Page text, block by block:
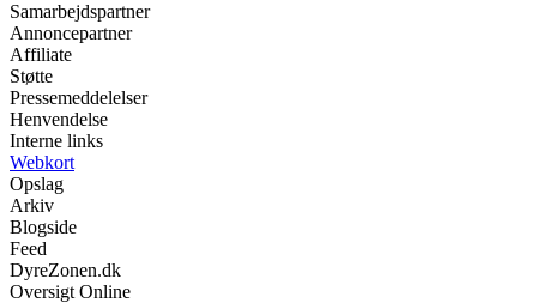
Samarbejdspartner
Annoncepartner
Affiliate
Støtte
Pressemeddelelser
Henvendelse
Interne links
Webkort
Opslag
Arkiv
Blogside
Feed
DyreZonen.dk
Oversigt Online